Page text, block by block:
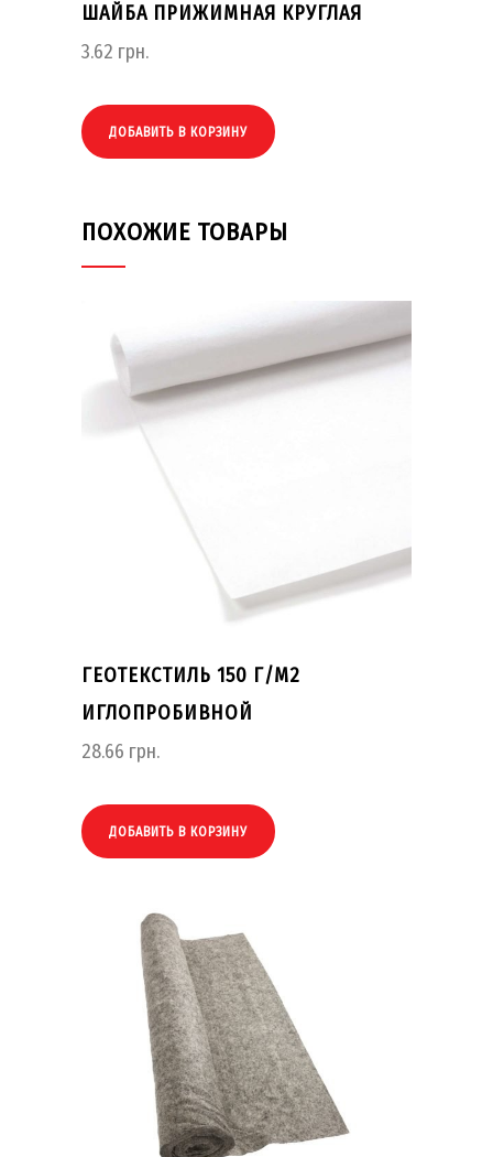
ШАЙБА ПРИЖИМНАЯ КРУГЛАЯ
3.62 грн.
ДОБАВИТЬ В КОРЗИНУ
ПОХОЖИЕ ТОВАРЫ
ГЕОТЕКСТИЛЬ 150 Г/М2
ИГЛОПРОБИВНОЙ
28.66 грн.
ДОБАВИТЬ В КОРЗИНУ